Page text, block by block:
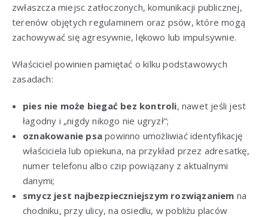
zwłaszcza miejsc zatłoczonych, komunikacji publicznej,
terenów objętych regulaminem oraz psów, które mogą
zachowywać się agresywnie, lękowo lub impulsywnie.
Właściciel powinien pamiętać o kilku podstawowych
zasadach:
pies nie może biegać bez kontroli, nawet jeśli jest
łagodny i „nigdy nikogo nie ugryzł”;
oznakowanie psa powinno umożliwiać identyfikację
właściciela lub opiekuna, na przykład przez adresatkę,
numer telefonu albo czip powiązany z aktualnymi
danymi;
smycz jest najbezpieczniejszym rozwiązaniem na
chodniku, przy ulicy, na osiedlu, w pobliżu placów